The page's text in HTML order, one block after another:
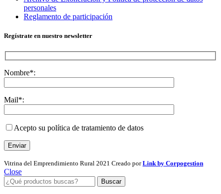
personales
Reglamento de participación
Regístrate en nuestro newsletter
Nombre*:
Mail*:
Acepto su política de tratamiento de datos
Vitrina del Emprendimiento Rural 2021 Creado porLink by Corpogestion
Close
Buscar